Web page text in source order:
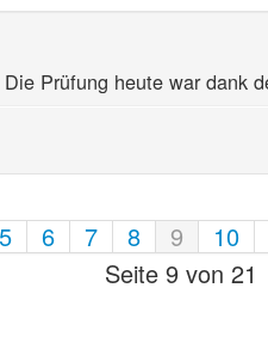
Prüfung heute war dank
5 6 7 8 9 10
Seite 9 von 21